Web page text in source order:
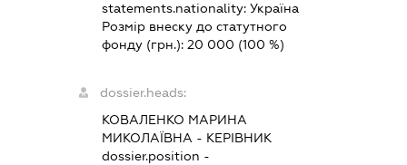
statements.nationality:Україна
Розмір внеску до статутного
фонду (грн.):20 000 (100 %)
dossier.heads:
КОВАЛЕНКО МАРИНА
МИКОЛАЇВНА - КЕРІВНИК
dossier.position -